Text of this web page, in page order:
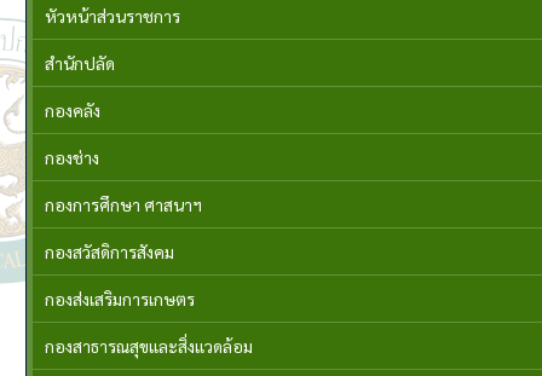
หัวหน้าส่วนราชการ
สำนักปลัด
กองคลัง
กองช่าง
กองการศึกษา ศาสนาฯ
กองสวัสดิการสังคม
กองส่งเสริมการเกษตร
กองสาธารณสุขและสิ่งแวดล้อม